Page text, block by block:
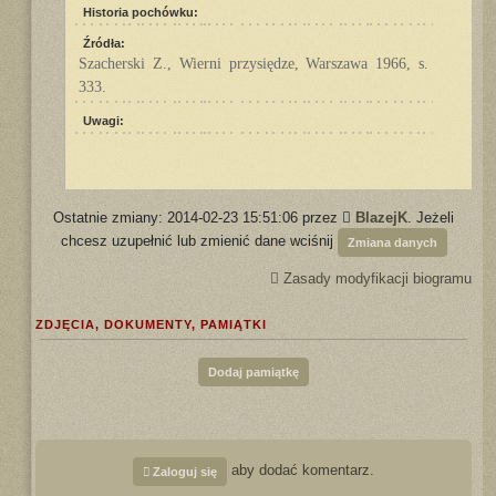
Historia pochówku:
Źródła:
Szacherski Z., Wierni przysiędze, Warszawa 1966, s.
333.
Uwagi:
Ostatnie zmiany: 2014-02-23 15:51:06 przez BlazejK. Jeżeli
chcesz uzupełnić lub zmienić dane wciśnij
Zmiana danych
Zasady modyfikacji biogramu
ZDJĘCIA, DOKUMENTY, PAMIĄTKI
Dodaj pamiątkę
Zaloguj się aby dodać komentarz.